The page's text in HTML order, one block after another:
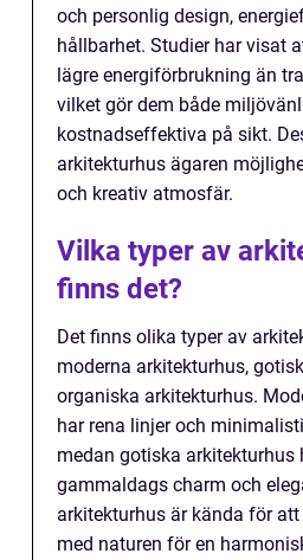
och personlig design,
hållbarhet. Studier har visat
lägre energiförbrukning än
vilket gör dem både
kostnadseffektiva på sikt.
arkitekturhus ägaren
och kreativ atmosfär.
Vilka typer av
finns det?
Det finns olika typer av
moderna arkitekturhus,
organiska arkitekturhus.
har rena linjer och
medan gotiska arkitekturhus
gammaldags charm och
arkitekturhus är kända för
med naturen för en